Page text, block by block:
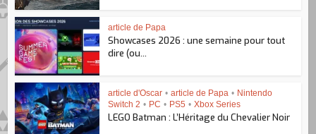
article de Papa
Showcases 2026 : une semaine pour tout
dire (ou...
article d'Oscar • article de Papa • Nintendo
Switch 2 • PC • PS5 • Xbox Series
LEGO Batman : L’Héritage du Chevalier Noir